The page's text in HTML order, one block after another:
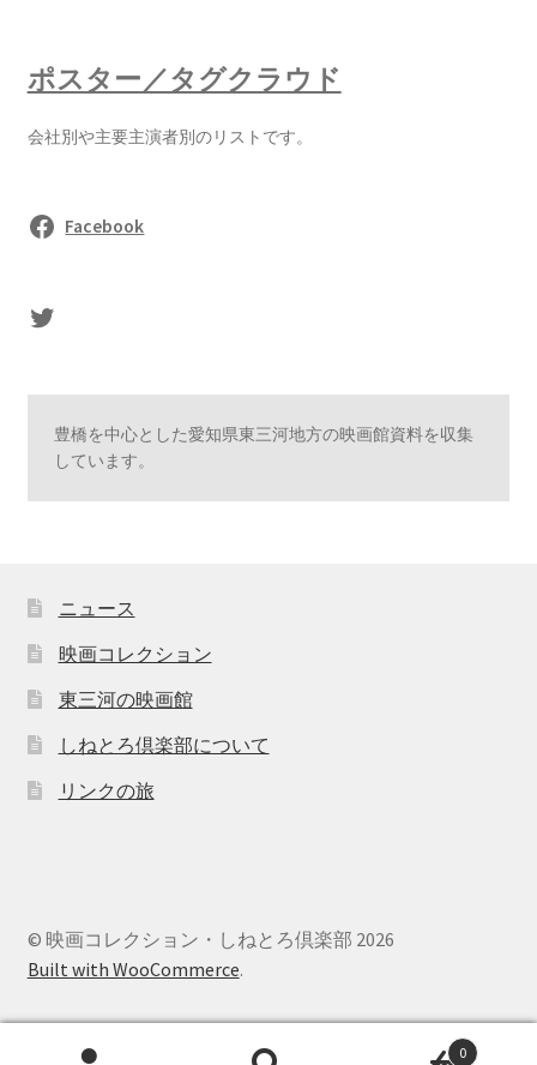
ポスター／タグクラウド
会社別や主要主演者別のリストです。
Facebook
sasaki's Twitter
豊橋を中心とした愛知県東三河地方の映画館資料を収集
しています。
ニュース
映画コレクション
東三河の映画館
しねとろ倶楽部について
リンクの旅
© 映画コレクション・しねとろ倶楽部 2026
Built with WooCommerce.
0